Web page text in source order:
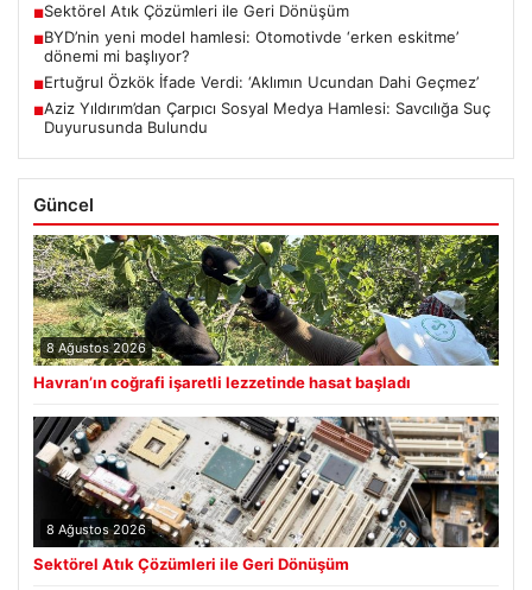
■Sektörel Atık Çözümleri ile Geri Dönüşüm
■BYD’nin yeni model hamlesi: Otomotivde ‘erken eskitme’
dönemi mi başlıyor?
■Ertuğrul Özkök İfade Verdi: ‘Aklımın Ucundan Dahi Geçmez’
■Aziz Yıldırım’dan Çarpıcı Sosyal Medya Hamlesi: Savcılığa Suç
Duyurusunda Bulundu
Güncel
8 Ağustos 2026
Havran’ın coğrafi işaretli lezzetinde hasat başladı
8 Ağustos 2026
Sektörel Atık Çözümleri ile Geri Dönüşüm